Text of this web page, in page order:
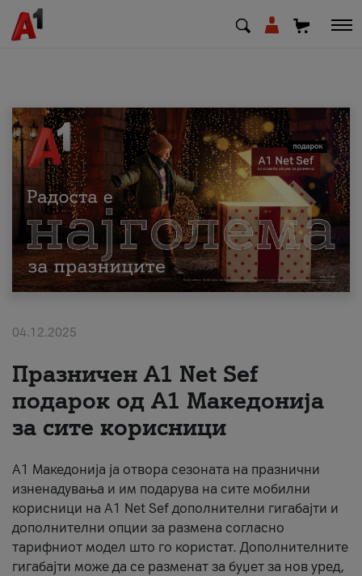
МК EN SQ
Приватни Деловни
Поддршка
Надополни кредит
За нас
#ПодобарОнлајн
04.12.2025
Празничен A1 Net Sеf
подарок од А1 Македонија
за сите корисници
А1 Македонија ја отвора сезоната на празнични
изненадувања и им подарува на сите мобилни
корисници на A1 Net Sef дополнителни гигабајти и
дополнителни опции за размена согласно
тарифниот модел што го користат. Дополнителните
гигабајти може да се разменат за буџет за нов уред,